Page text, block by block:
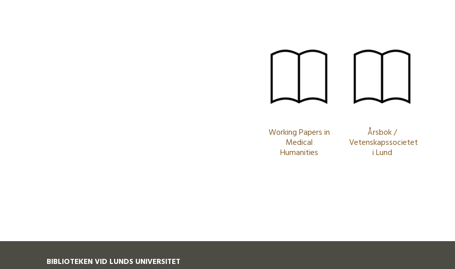
Working Papers in
Medical
Humanities
Årsbok /
Vetenskapssocieteten
i Lund
BIBLIOTEKEN VID LUNDS UNIVERSITET